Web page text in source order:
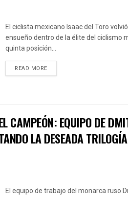
El ciclista mexicano Isaac del Toro
ensueño dentro de la élite del ciclismo
quinta posición...
READ MORE
CAMPEÓN: EQUIPO DE
LA DESEADA
El equipo de trabajo del monarca ruso